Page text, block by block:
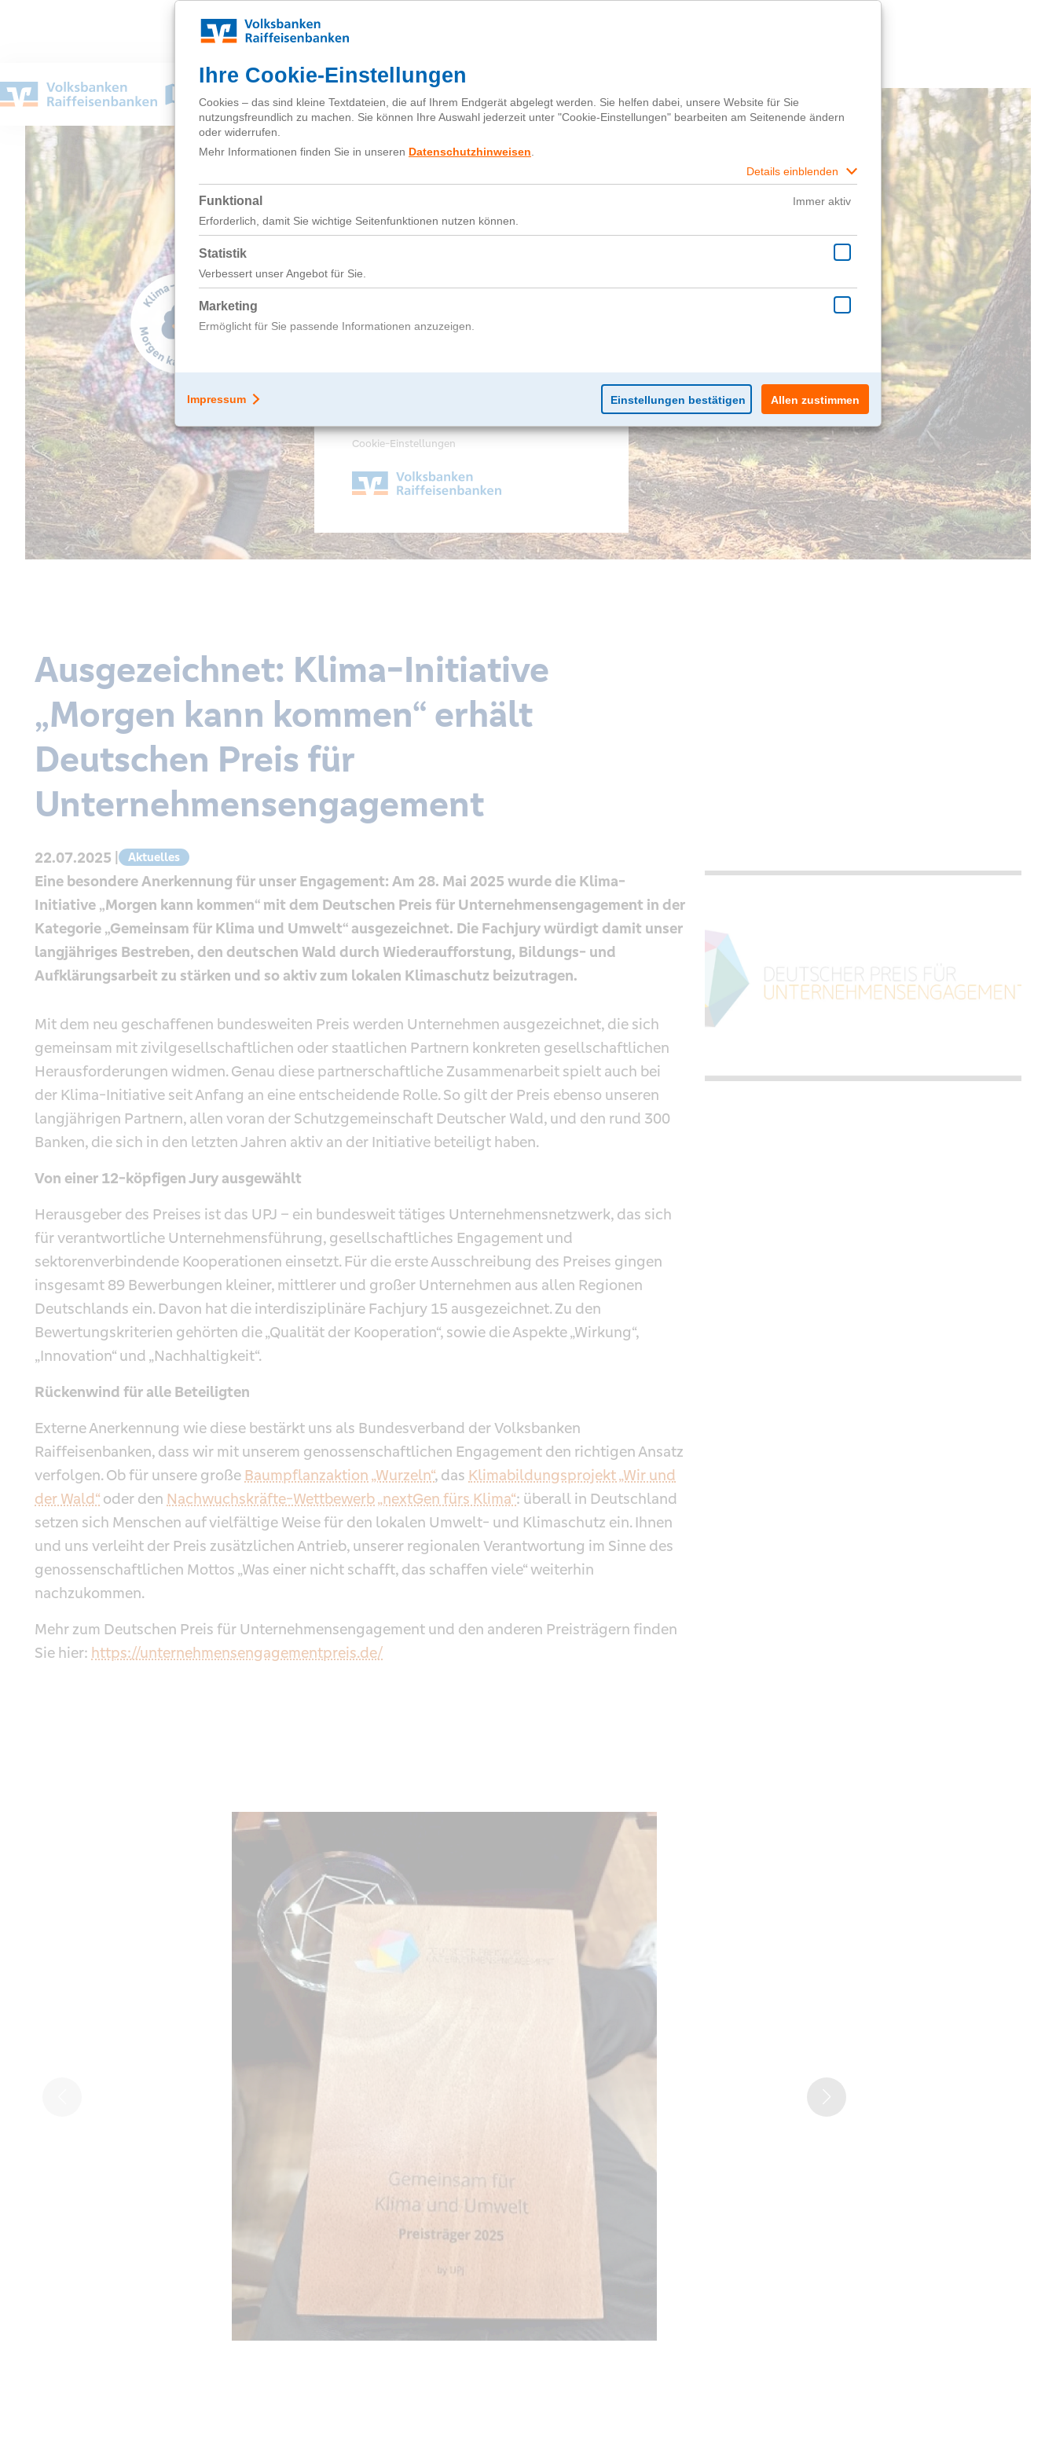
Mehr zur Klima-Initiative
Projekte
Cookie-Einstellungen
Ausgezeichnet: Klima-Initiative
„Morgen kann kommen“ erhält
Deutschen Preis für
Unternehmensengagement
22.07.2025 | Aktuelles
Eine besondere Anerkennung für unser Engagement: Am 28. Mai 2025 wurde die Klima-
Initiative „Morgen kann kommen“ mit dem Deutschen Preis für Unternehmensengagement in der
Kategorie „Gemeinsam für Klima und Umwelt“ ausgezeichnet. Die Fachjury würdigt damit unser
langjähriges Bestreben, den deutschen Wald durch Wiederaufforstung, Bildungs- und
Aufklärungsarbeit zu stärken und so aktiv zum lokalen Klimaschutz beizutragen.
Mit dem neu geschaffenen bundesweiten Preis werden Unternehmen ausgezeichnet, die sich
gemeinsam mit zivilgesellschaftlichen oder staatlichen Partnern konkreten gesellschaftlichen
Herausforderungen widmen. Genau diese partnerschaftliche Zusammenarbeit spielt auch bei
der Klima-Initiative seit Anfang an eine entscheidende Rolle. So gilt der Preis ebenso unseren
langjährigen Partnern, allen voran der Schutzgemeinschaft Deutscher Wald, und den rund 300
Banken, die sich in den letzten Jahren aktiv an der Initiative beteiligt haben.
Von einer 12-köpfigen Jury ausgewählt
Herausgeber des Preises ist das UPJ – ein bundesweit tätiges Unternehmensnetzwerk, das sich
für verantwortliche Unternehmensführung, gesellschaftliches Engagement und
sektorenverbindende Kooperationen einsetzt. Für die erste Ausschreibung des Preises gingen
insgesamt 89 Bewerbungen kleiner, mittlerer und großer Unternehmen aus allen Regionen
Deutschlands ein. Davon hat die interdisziplinäre Fachjury 15 ausgezeichnet. Zu den
Bewertungskriterien gehörten die „Qualität der Kooperation“, sowie die Aspekte „Wirkung“,
„Innovation“ und „Nachhaltigkeit“.
Rückenwind für alle Beteiligten
Externe Anerkennung wie diese bestärkt uns als Bundesverband der Volksbanken
Raiffeisenbanken, dass wir mit unserem genossenschaftlichen Engagement den richtigen Ansatz
verfolgen. Ob für unsere große Baumpflanzaktion „Wurzeln“, das Klimabildungsprojekt „Wir und
der Wald“ oder den Nachwuchskräfte-Wettbewerb „nextGen fürs Klima“: überall in Deutschland
setzen sich Menschen auf vielfältige Weise für den lokalen Umwelt- und Klimaschutz ein. Ihnen
und uns verleiht der Preis zusätzlichen Antrieb, unserer regionalen Verantwortung im Sinne des
genossenschaftlichen Mottos „Was einer nicht schafft, das schaffen viele“ weiterhin
nachzukommen.
Mehr zum Deutschen Preis für Unternehmensengagement und den anderen Preisträgern finden
Sie hier: https://unternehmensengagementpreis.de/